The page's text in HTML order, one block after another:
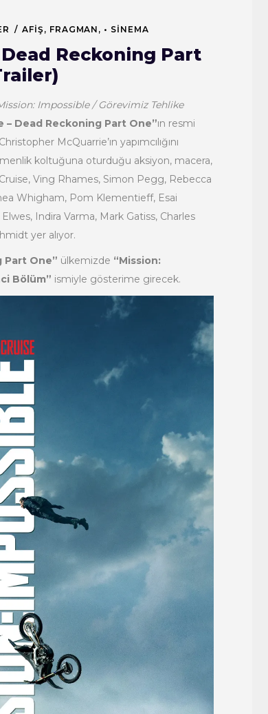
AFIŞ , FRAGMAN , • SINEMA
Reckoning Part
Impossible / Görevimiz Tehlike
– Dead Reckoning Part One”ın resmi
McQuarrie’ın yapımcılığını
koltuğuna oturduğu aksiyon, macera,
Ving Rhames, Simon Pegg, Rebecca
Whigham, Pom Klementieff, Esai
Indira Varma, Mark Gatiss, Charles
yer alıyor.
Part One” ülkemizde “Mission:
Bölüm” ismiyle gösterime girecek.